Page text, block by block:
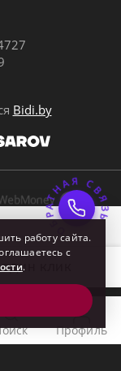
клик
Bidi.by
работу сайта.
с
.
Профиль
ОБРАТНАЯ